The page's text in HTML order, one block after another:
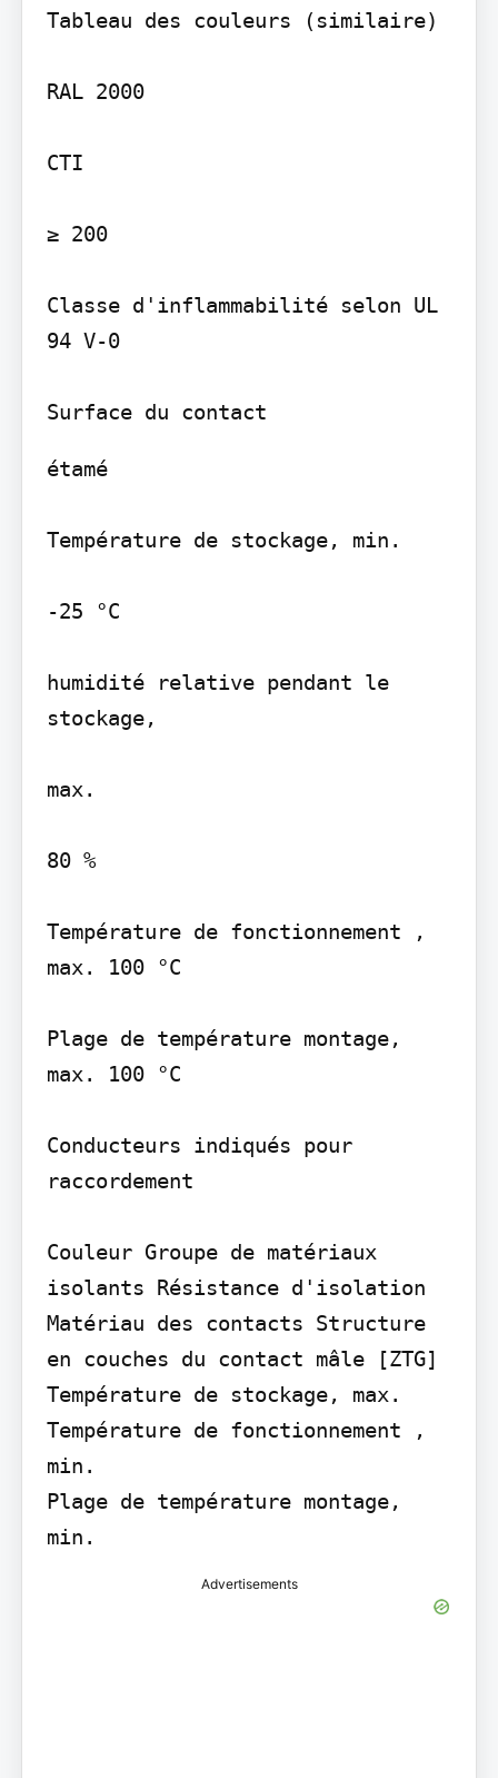
Tableau des couleurs (similaire)
RAL 2000
CTI
≥ 200
Classe d'inflammabilité selon UL
94 V-0
étamé
Température de stockage, min.
-25 °C
humidité relative pendant le
stockage,
max.
80 %
Température de fonctionnement ,
max. 100 °C
Plage de température montage,
max. 100 °C
Conducteurs indiqués pour
raccordement
Couleur Groupe de matériaux
isolants Résistance d'isolation
Matériau des contacts Structure
en couches du contact mâle [ZTG]
Température de stockage, max.
Température de fonctionnement ,
min.
Plage de température montage,
min.
Advertisements